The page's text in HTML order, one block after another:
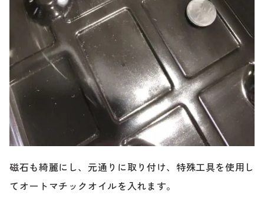
磁石も綺麗にし、元通りに取り付け、特殊工具を使用し
てオートマチックオイルを入れます。